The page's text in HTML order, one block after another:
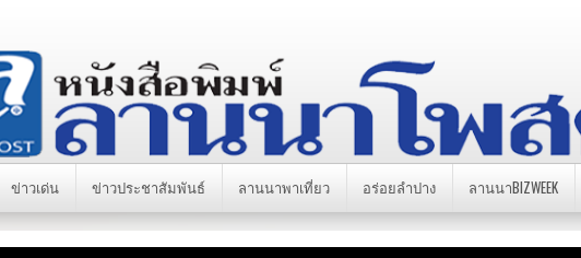
ข่าวเด่น ข่าวประชาสัมพันธ์ ลานนาพาเที่ยว อร่อยลำปาง ลานนาBIZWEEK